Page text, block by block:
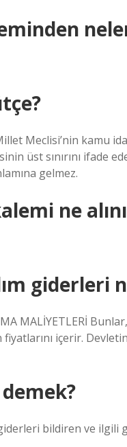
Meclisi’nin kamu
üst sınırını ifade
gelmez.
ne
giderleri
MALİYETLERİ
içerir.
bildiren ve ilgili